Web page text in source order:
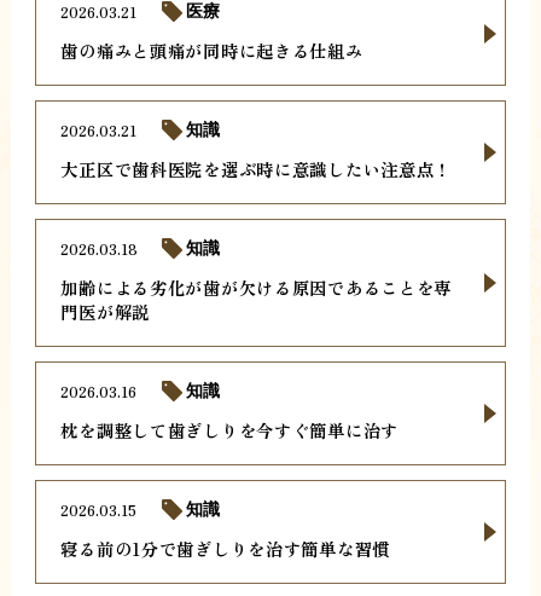
歯の痛みと頭痛が同時に起きる仕組み
2026.03.21 医療
大正区で歯科医院を選ぶ時に意識したい注意点！
2026.03.21 知識
加齢による劣化が歯が欠ける原因であることを専
門医が解説
2026.03.18 知識
枕を調整して歯ぎしりを今すぐ簡単に治す
2026.03.16 知識
寝る前の1分で歯ぎしりを治す簡単な習慣
2026.03.15 知識